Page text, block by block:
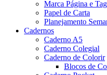
Marca Página e Tag
Papel de Carta
Planejamento
Cadernos
Caderno A5
Caderno Colegial
Caderno de Colorir
Blocos de